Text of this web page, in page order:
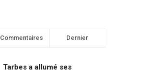
Commentaires Dernier
Tarbes a allumé ses